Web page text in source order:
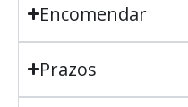
Encomendar
Prazos